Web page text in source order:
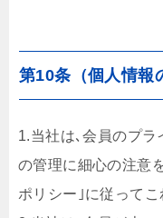
第10条（個人情報
1.当社は､会員のプラ
の管理に細心の注意
ポリシー｣に従って